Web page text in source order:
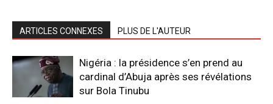
ARTICLES CONNEXES PLUS DE L'AUTEUR
Nigéria : la présidence s’en prend au
cardinal d’Abuja après ses révélations
sur Bola Tinubu